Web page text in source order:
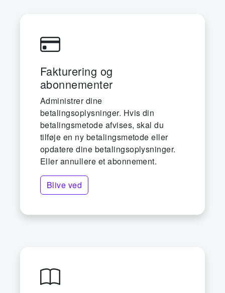
Fakturering og
abonnementer
Administrer dine
betalingsoplysninger. Hvis din
betalingsmetode afvises, skal du
tilføje en ny betalingsmetode eller
opdatere dine betalingsoplysninger.
Eller annullere et abonnement.
Blive ved